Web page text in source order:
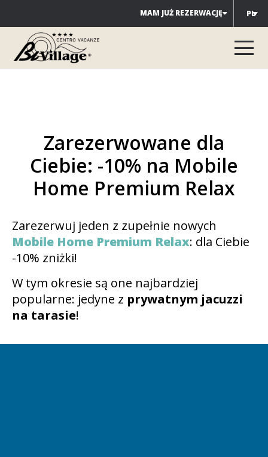
do
treści
MAM JUŻ REZERWACJĘ PL
Zarezerwowane dla
Ciebie: -10% na Mobile
Home Premium Relax
Zarezerwuj jeden z zupełnie nowych
Mobile Home Premium Relax: dla Ciebie
-10% zniżki!
W tym okresie są one najbardziej
popularne: jedyne z prywatnym jacuzzi
na tarasie!